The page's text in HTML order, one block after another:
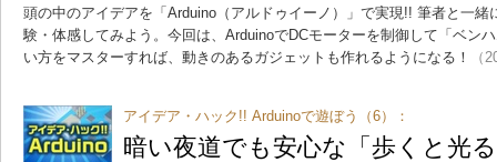
頭の中のアイデアを「Arduino（アルドゥイーノ）」で実現!! 筆者と一緒
験・体感してみよう。今回は、ArduinoでDCモーターを制御して「ベン
い方をマスターすれば、動きのあるガジェットも作れるようになる！
（
アイデア・ハック!! Arduinoで遊ぼう（6）：
暗い夜道でも安心な「歩くと光